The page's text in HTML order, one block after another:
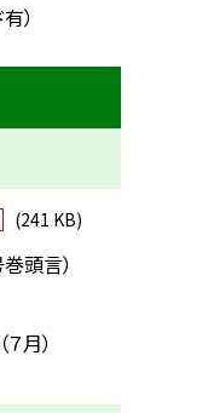
）
(241 KB)
頭言）
月）